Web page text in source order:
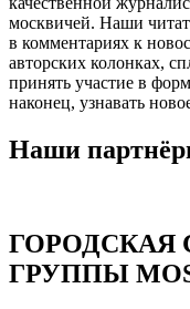
москвичей. Наши
в комментариях к
авторских колонках,
принять участие в
наконец, узнавать
Наши
ГОРОДСКАЯ
ГРУППЫ